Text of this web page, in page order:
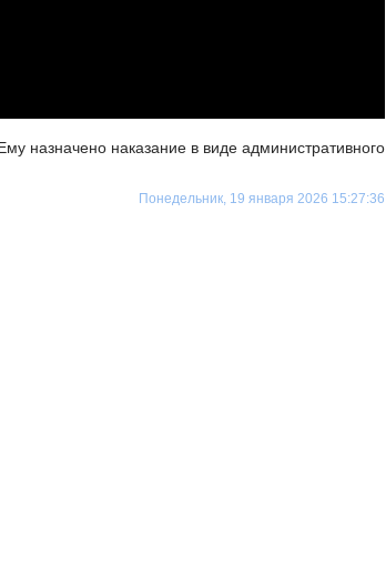
Ему назначено наказание в виде административного
Понедельник, 19 января 2026 15:27:36